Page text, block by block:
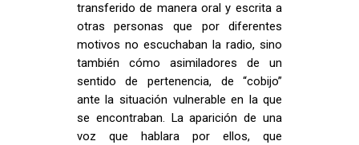
transferido de manera oral y escrita a
otras personas que por diferentes
motivos no escuchaban la radio, sino
también cómo asimiladores de un
sentido de pertenencia, de “cobijo”
ante la situación vulnerable en la que
se encontraban. La aparición de una
voz que hablara por ellos, que